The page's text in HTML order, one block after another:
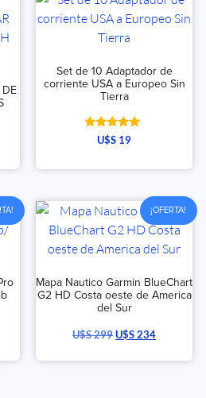
DE
Set de 10 Adaptador de
corriente USA a Europeo Sin
Tierra
Valorado
con
de 5
U$S 19
¡OFERTA!
Mapa Nautico Garmin BlueChart
G2 HD Costa oeste de America
del Sur
U$S299U$S234